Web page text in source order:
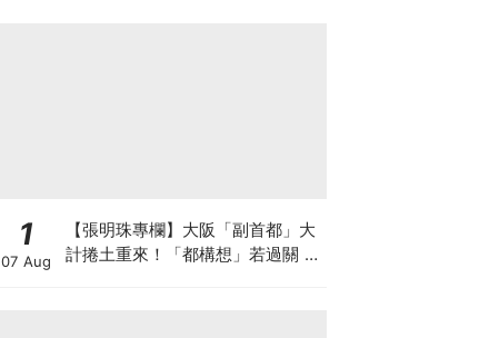
1
07 Aug
【張明珠專欄】大阪「副首都」大
計捲土重來！「都構想」若過關 大